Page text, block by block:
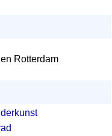
Rotterdam